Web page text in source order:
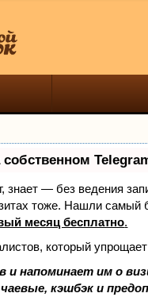
знает — без ведения
тоже. Нашли
месяц бесплатно.
который
и напоминает им о
кэшбэк и